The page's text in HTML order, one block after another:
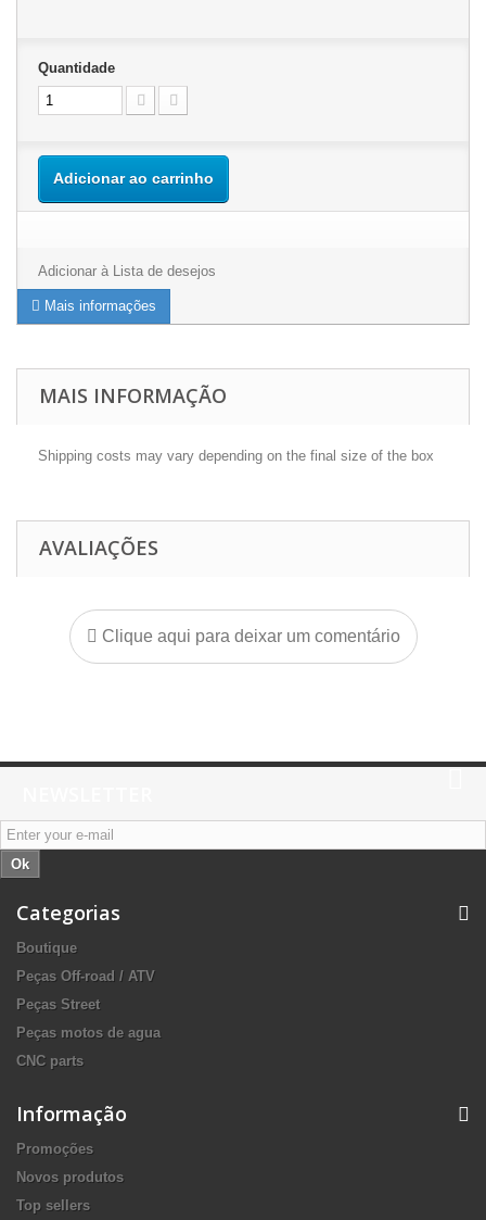
Quantidade
Adicionar ao carrinho
Adicionar à Lista de desejos
Mais informações
MAIS INFORMAÇÃO
Shipping costs may vary depending on the final size of the box
AVALIAÇÕES
Clique aqui para deixar um comentário
Ok
Categorias
Boutique
Peças Off-road / ATV
Peças Street
Peças motos de agua
CNC parts
Informação
Promoções
Novos produtos
Top sellers